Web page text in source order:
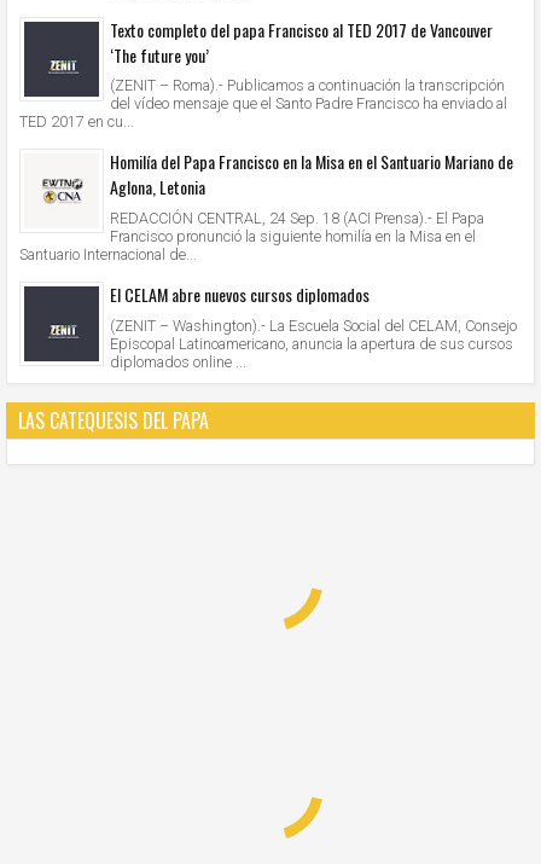
Texto completo del papa Francisco al TED 2017 de Vancouver
‘The future you’
(ZENIT – Roma).- Publicamos a continuación la transcripción
del vídeo mensaje que el Santo Padre Francisco ha enviado al
TED 2017 en cu...
Homilía del Papa Francisco en la Misa en el Santuario Mariano de
Aglona, Letonia
REDACCIÓN CENTRAL, 24 Sep. 18 (ACI Prensa).- El Papa
Francisco pronunció la siguiente homilía en la Misa en el
Santuario Internacional de...
El CELAM abre nuevos cursos diplomados
(ZENIT – Washington).- La Escuela Social del CELAM, Consejo
Episcopal Latinoamericano, anuncia la apertura de sus cursos
diplomados online ...
LAS CATEQUESIS DEL PAPA